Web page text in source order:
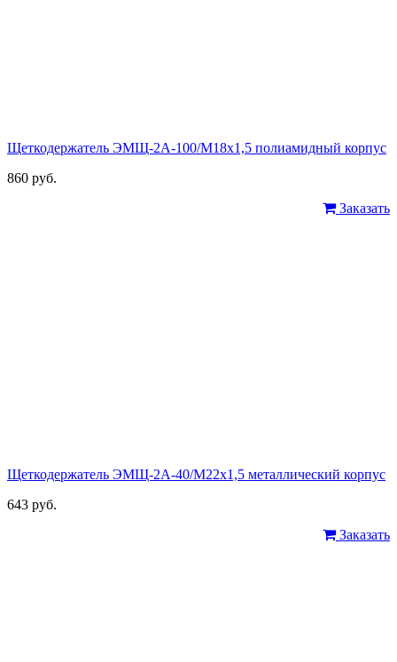
Щеткодержатель ЭМЩ-2А-100/М18х1,5 полиамидный корпус
860 руб.
Заказать
Щеткодержатель ЭМЩ-2А-40/М22х1,5 металлический корпус
643 руб.
Заказать